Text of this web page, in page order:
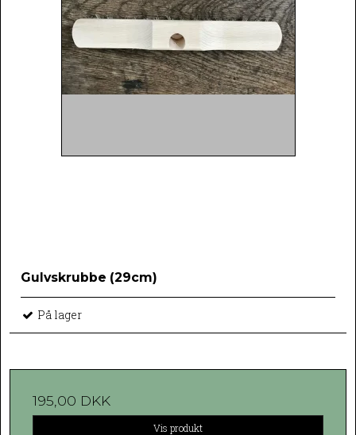
Gulvskrubbe (29cm)
På lager
195,00 DKK
Vis produkt